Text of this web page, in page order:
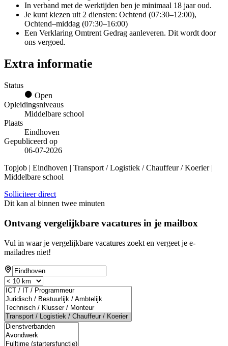
In verband met de werktijden ben je minimaal 18 jaar oud.
Je kunt kiezen uit 2 diensten: Ochtend (07:30–12:00),
Ochtend–middag (07:30–16:00)
Een Verklaring Omtrent Gedrag aanleveren. Dit wordt door
ons vergoed.
Extra informatie
Status
Open
Opleidingsniveaus
Middelbare school
Plaats
Eindhoven
Gepubliceerd op
06-07-2026
Topjob | Eindhoven | Transport / Logistiek / Chauffeur / Koerier |
Middelbare school
Solliciteer direct
Dit kan al binnen twee minuten
Ontvang vergelijkbare vacatures in je mailbox
Vul in waar je vergelijkbare vacatures zoekt en vergeet je e-
mailadres niet!